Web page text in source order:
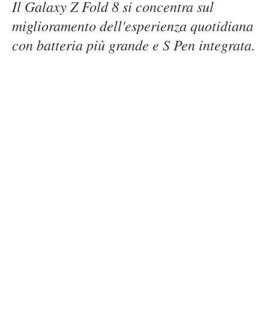
Il Galaxy Z Fold 8 si concentra sul
miglioramento dell'esperienza quotidiana
con batteria più grande e S Pen integrata.